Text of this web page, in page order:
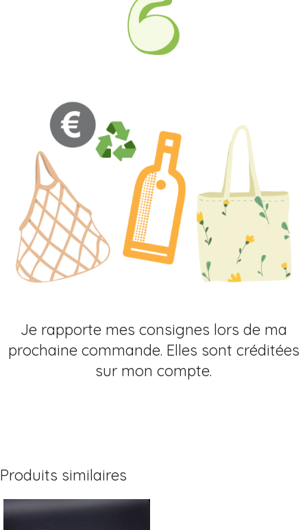
Je rapporte mes consignes lors de ma
prochaine commande. Elles sont créditées
sur mon compte.
Produits similaires